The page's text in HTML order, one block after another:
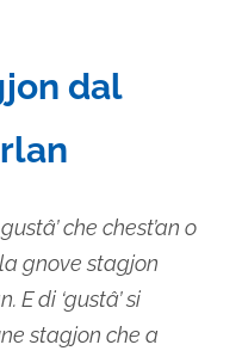
dal
che chest’an o
gnove stagjon
E di ‘gustâ’ si
stagjon che a